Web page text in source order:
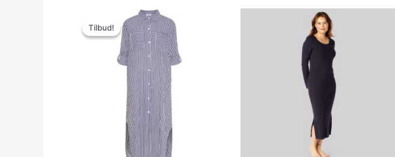
Tilbud!
Tilbud!
oprindelige
pris
var:
399.00kr..
Den
aktuelle
pris
er:
199.50kr..